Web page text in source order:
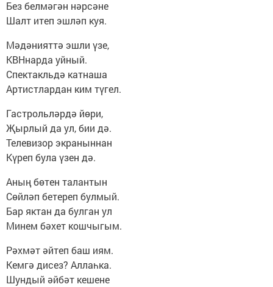
Без белмәгән нәрсәне
Шалт итеп эшләп куя.
Мәдәнияттә эшли үзе,
КВНнарда уйный.
Спектакльдә катнаша
Артистлардан ким түгел.
Гастрольләрдә йөри,
Җырлый да ул, бии дә.
Телевизор экраныннан
Күреп була үзен дә.
Аның бөтен талантын
Сөйләп бетереп булмый.
Бар яктан да булган ул
Минем бәхет кошчыгым.
Рәхмәт әйтеп баш иям.
Кемгә дисез? Аллаһка.
Шундый әйбәт кешене